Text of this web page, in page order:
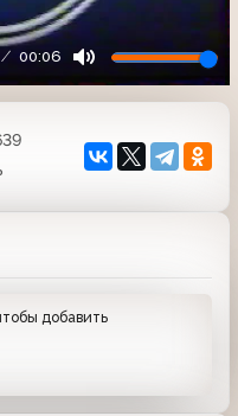
00:06
добавить